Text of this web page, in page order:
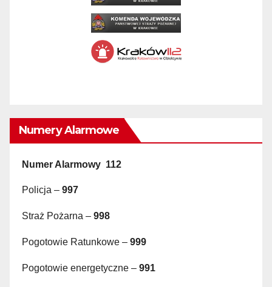
Numery Alarmowe
Numer Alarmowy 112
Policja – 997
Straż Pożarna – 998
Pogotowie Ratunkowe – 999
Pogotowie energetyczne – 991